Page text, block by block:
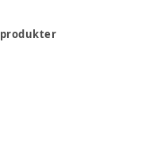
produkter